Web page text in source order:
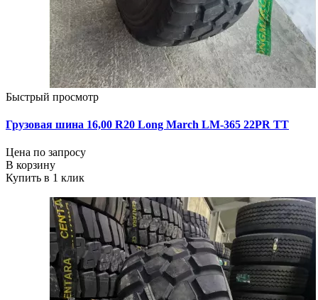
Быстрый просмотр
Грузовая шина 16,00 R20 Long March LM-365 22PR ТТ
Цена по запросу
В корзину
Купить в 1 клик